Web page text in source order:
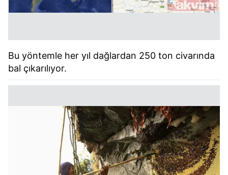
Bu yöntemle her yıl dağlardan 250 ton civarında
bal çıkarılıyor.